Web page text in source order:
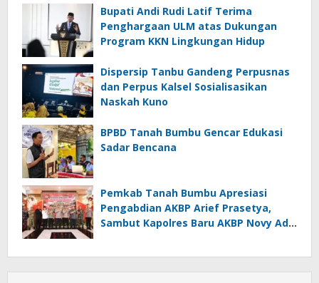
Bupati Andi Rudi Latif Terima
Penghargaan ULM atas Dukungan
Program KKN Lingkungan Hidup
Dispersip Tanbu Gandeng Perpusnas
dan Perpus Kalsel Sosialisasikan
Naskah Kuno
BPBD Tanah Bumbu Gencar Edukasi
Sadar Bencana
Pemkab Tanah Bumbu Apresiasi
Pengabdian AKBP Arief Prasetya,
Sambut Kapolres Baru AKBP Novy Adi